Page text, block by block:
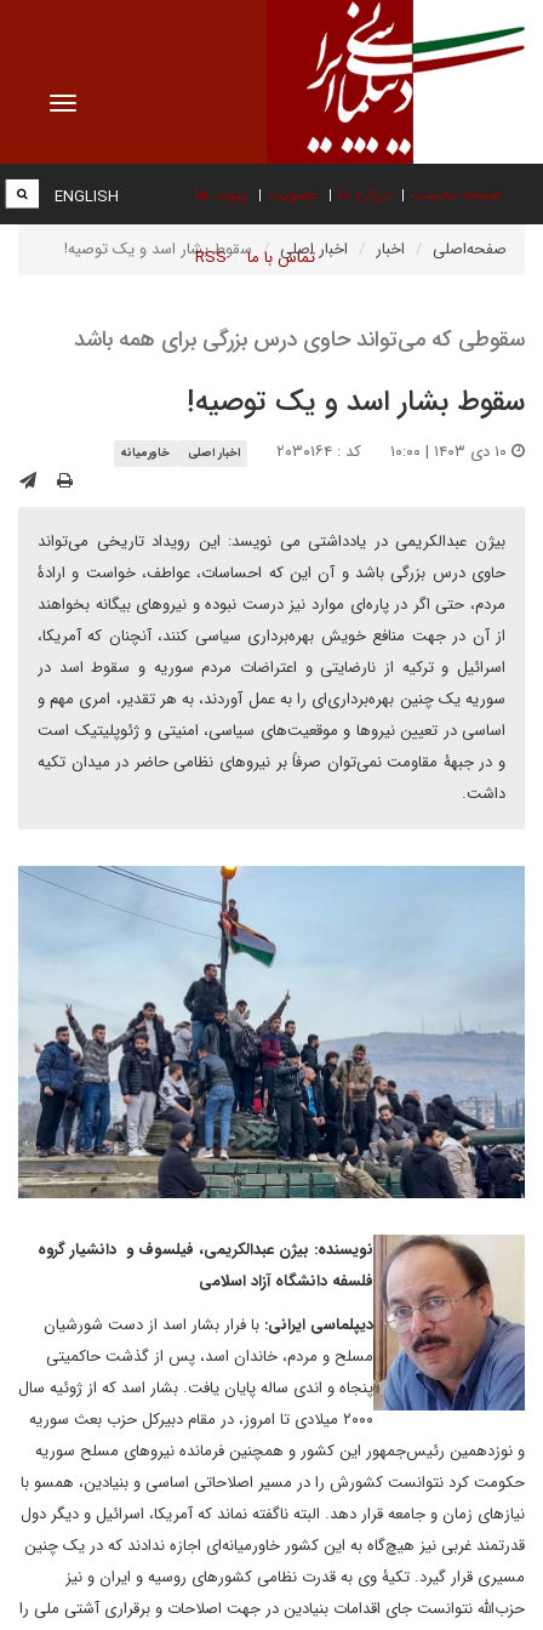
Toggle
صفحه نخست درباره ما عضویت پیوند ها
تماس با ما RSS
ENGLISH
صفحه‌اصلی اخبار اخبار اصلی سقوط بشار اسد و یک توصیه!
سقوطی که می‌تواند حاوی درس بزرگی برای همه باشد
سقوط بشار اسد و یک توصیه!
کد : ۲۰۳۰۱۶۴ اخبار اصلی خاورمیانه
بیژن عبدالکریمی در یادداشتی می نویسد: این رویداد تاریخی می‌تواند
حاوی درس بزرگی باشد و آن این که احساسات، عواطف، خواست و ارادۀ
مردم، حتی اگر در پاره‌ای موارد نیز درست نبوده و نیروهای بیگانه بخواهند
از آن در جهت منافع خویش بهره‌برداری سیاسی کنند، آنچنان که آمریکا،
اسرائیل و ترکیه از نارضایتی و اعتراضات مردم سوریه و سقوط اسد در
سوریه یک چنین بهره‌برداری‌ای را به عمل آوردند، به هر تقدیر، امری مهم و
اساسی در تعیین نیروها و موقعیت‌های سیاسی، امنیتی و ژئوپلیتیک است
و در جبهۀ مقاومت نمی‌توان صرفاً بر نیروهای نظامی حاضر در میدان تکیه
داشت.
نویسنده: بیژن عبدالکریمی، فیلسوف و دانشیار گروه
فلسفه دانشگاه آزاد اسلامی
دیپلماسی ایرانی: با فرار بشار اسد از دست شورشیان
مسلح و مردم، خاندان اسد، پس از گذشت حاکمیتی
پنجاه ‌و اندی ساله پایان یافت. بشار اسد که از ژوئیه سال
۲۰۰۰ میلادی تا امروز، در مقام دبیرکل حزب بعث سوریه
و نوزدهمین رئیس‌جمهور این کشور و همچنین فرمانده نیروهای مسلح سوریه
حکومت کرد نتوانست کشورش را در مسیر اصلاحاتی اساسی و بنیادین، همسو با
نیازهای زمان و جامعه قرار دهد. البته ناگفته نماند که آمریکا، اسرائیل و دیگر دول
قدرتمند غربی نیز هیچ‌گاه به این کشور خاورمیانه‌ای اجازه ندادند که در یک چنین
مسیری قرار گیرد. تکیۀ وی به قدرت‌ نظامی کشورهای روسیه و ایران و نیز
حزب‌الله نتوانست جای اقدامات بنیادین در جهت اصلاحات و برقراری آشتی ملی را